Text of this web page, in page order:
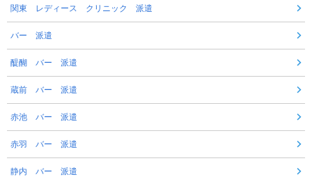
関東 レディース クリニック 派遣
バー 派遣
醍醐 バー 派遣
蔵前 バー 派遣
赤池 バー 派遣
赤羽 バー 派遣
静内 バー 派遣